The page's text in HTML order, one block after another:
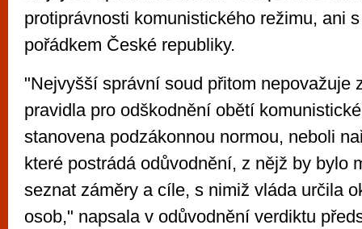
protiprávnosti komunistického režimu, ani
pořádkem České republiky.
"Nejvyšší správní soud přitom nepovažuje
pravidla pro odškodnění obětí
stanovena podzákonnou normou, neboli
které postrádá odůvodnění, z nějž by bylo
seznat záměry a cíle, s nimiž vláda určila
osob," napsala v odůvodnění verdiktu